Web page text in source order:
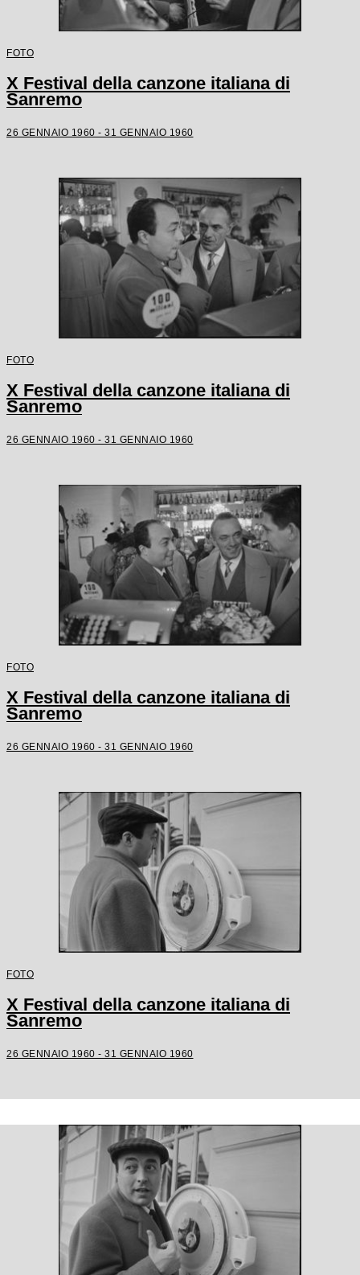
FOTO
X Festival della canzone italiana di
Sanremo
26 GENNAIO 1960 - 31 GENNAIO 1960
FOTO
X Festival della canzone italiana di
Sanremo
26 GENNAIO 1960 - 31 GENNAIO 1960
FOTO
X Festival della canzone italiana di
Sanremo
26 GENNAIO 1960 - 31 GENNAIO 1960
FOTO
X Festival della canzone italiana di
Sanremo
26 GENNAIO 1960 - 31 GENNAIO 1960